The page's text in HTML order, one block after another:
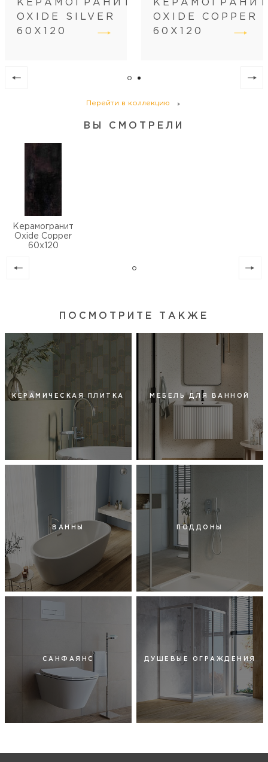
Кол-во шт в коробке
Перейти в коллекцию
КЕРАМОГРАНИТ
OXIDE SILVER
60Х120
КЕРАМОГРАНИТ
OXIDE COPPER
60Х120
ВЫ СМОТРЕЛИ
Керамогранит
Oxide Copper
60х120
ПОСМОТРИТЕ ТАКЖЕ
КЕРАМИЧЕСКАЯ ПЛИТКА МЕБЕЛЬ ДЛЯ ВАННОЙ
ВАННЫ ПОДДОНЫ
САНФАЯНС ДУШЕВЫЕ ОГРАЖДЕНИЯ